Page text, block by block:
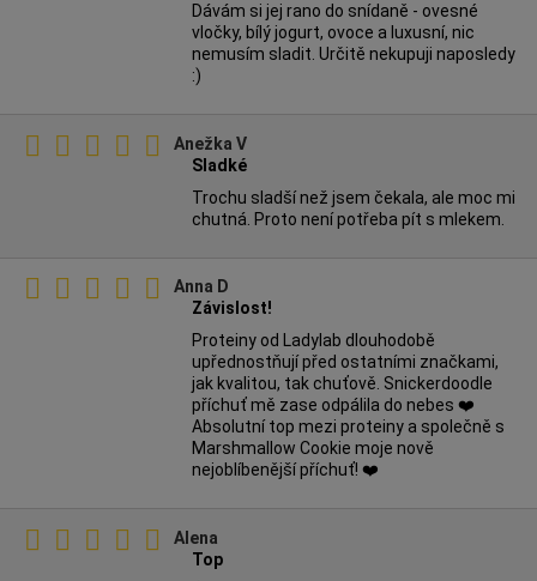
Dávám si jej rano do snídaně - ovesné
vločky, bílý jogurt, ovoce a luxusní, nic
nemusím sladit. Určitě nekupuji naposledy
:)
Anežka V
Sladké
Trochu sladší než jsem čekala, ale moc mi
chutná. Proto není potřeba pít s mlekem.
Anna D
Závislost!
Proteiny od Ladylab dlouhodobě
upřednostňují před ostatními značkami,
jak kvalitou, tak chuťově. Snickerdoodle
příchuť mě zase odpálila do nebes ❤️
Absolutní top mezi proteiny a společně s
Marshmallow Cookie moje nově
nejoblíbenější příchuť! ❤️
Alena
Top